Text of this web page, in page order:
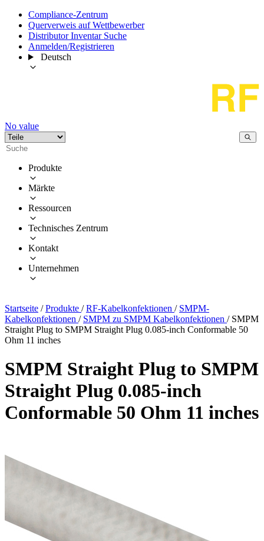
Compliance-Zentrum
Querverweis auf Wettbewerber
Distributor Inventar Suche
Anmelden/Registrieren
Deutsch
No value
Produkte
Märkte
Ressourcen
Technisches Zentrum
Kontakt
Unternehmen
Startseite / Produkte / RF-Kabelkonfektionen / SMPM-
Kabelkonfektionen / SMPM zu SMPM Kabelkonfektionen / SMPM
Straight Plug to SMPM Straight Plug 0.085-inch Conformable 50
Ohm 11 inches
SMPM Straight Plug to SMPM
Straight Plug 0.085-inch
Conformable 50 Ohm 11 inches